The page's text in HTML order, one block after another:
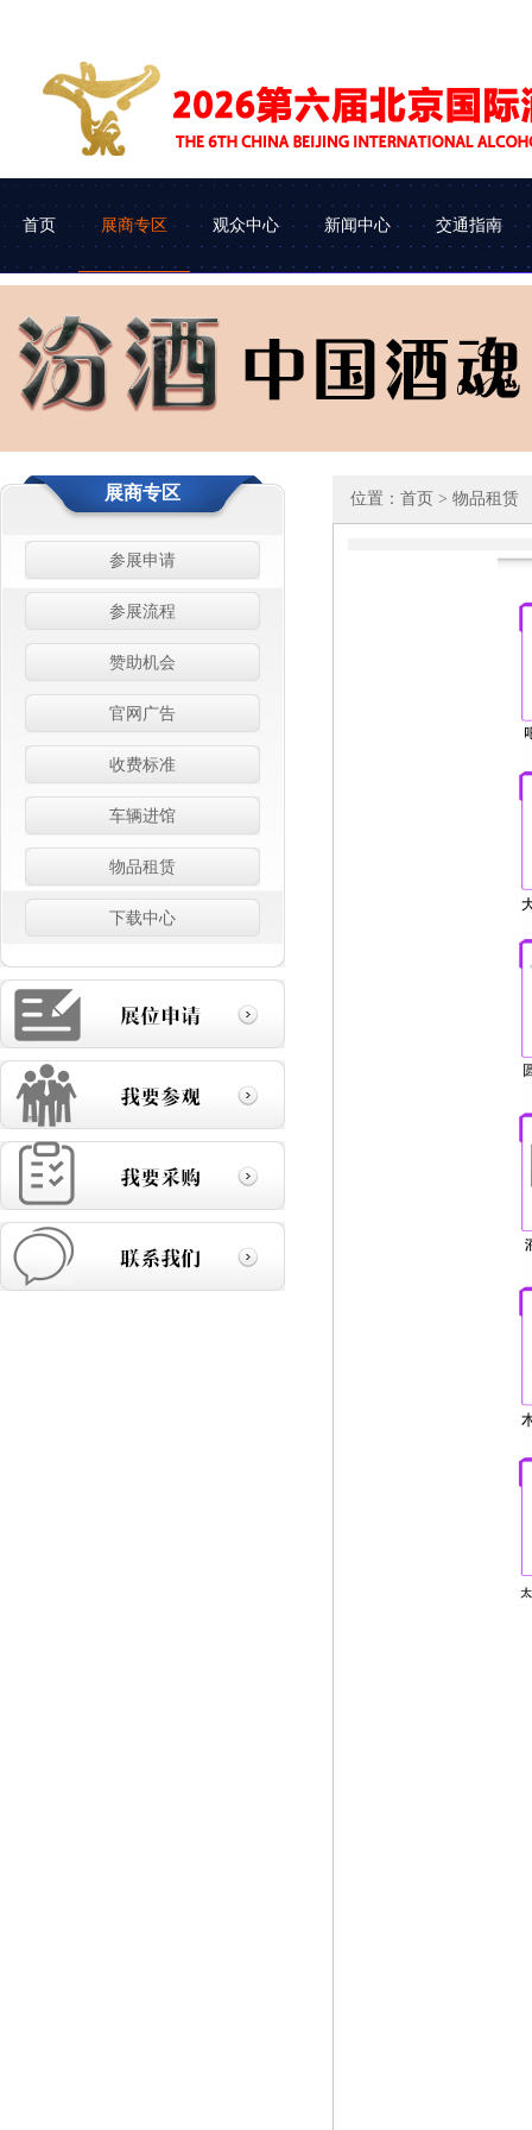
首页
展会介绍 组织机构
展商专区
参展申请 参展流程
车辆进馆
观众中心
企业查询 观众类别
新闻中心 交通指南
展商专区
参展申请
参展流程
赞助机会
官网广告
收费标准
车辆进馆
物品租赁
下载中心
位置： 首页 > 物品租赁